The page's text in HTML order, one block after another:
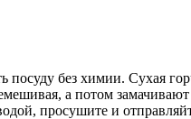
посуду без химии. Сухая
а потом
просушите и